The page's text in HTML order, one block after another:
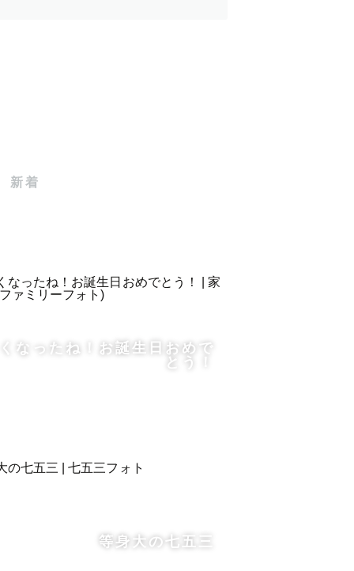
た。
新着
なったね！お誕生日おめで
とう！
等身大の七五三